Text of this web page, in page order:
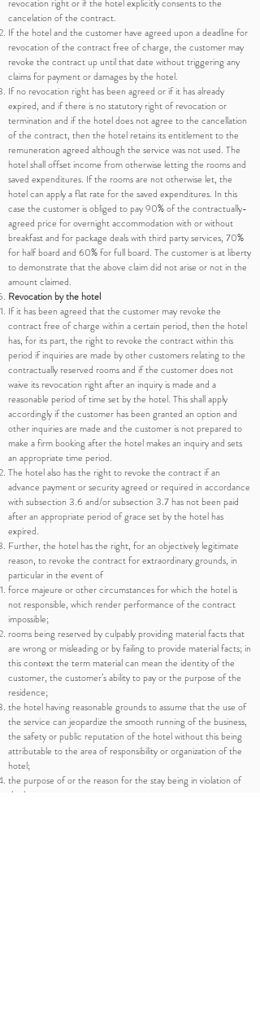
revocation right or if the hotel explicitly consents to the
cancelation of the contract.
If the hotel and the customer have agreed upon a deadline for
revocation of the contract free of charge, the customer may
revoke the contract up until that date without triggering any
claims for payment or damages by the hotel.
If no revocation right has been agreed or if it has already
expired, and if there is no statutory right of revocation or
termination and if the hotel does not agree to the cancellation
of the contract, then the hotel retains its entitlement to the
remuneration agreed although the service was not used. The
hotel shall offset income from otherwise letting the rooms and
saved expenditures. If the rooms are not otherwise let, the
hotel can apply a flat rate for the saved expenditures. In this
case the customer is obliged to pay 90% of the contractually-
agreed price for overnight accommodation with or without
breakfast and for package deals with third party services, 70%
for half board and 60% for full board. The customer is at liberty
to demonstrate that the above claim did not arise or not in the
amount claimed.
Revocation by the hotel
If it has been agreed that the customer may revoke the
contract free of charge within a certain period, then the hotel
has, for its part, the right to revoke the contract within this
period if inquiries are made by other customers relating to the
contractually reserved rooms and if the customer does not
waive its revocation right after an inquiry is made and a
reasonable period of time set by the hotel. This shall apply
accordingly if the customer has been granted an option and
other inquiries are made and the customer is not prepared to
make a firm booking after the hotel makes an inquiry and sets
an appropriate time period.
The hotel also has the right to revoke the contract if an
advance payment or security agreed or required in accordance
with subsection 3.6 and/or subsection 3.7 has not been paid
after an appropriate period of grace set by the hotel has
expired.
Further, the hotel has the right, for an objectively legitimate
reason, to revoke the contract for extraordinary grounds, in
particular in the event of
force majeure or other circumstances for which the hotel is
not responsible, which render performance of the contract
impossible;
rooms being reserved by culpably providing material facts that
are wrong or misleading or by failing to provide material facts; in
this context the term material can mean the identity of the
customer, the customer’s ability to pay or the purpose of the
residence;
the hotel having reasonable grounds to assume that the use of
the service can jeopardize the smooth running of the business,
the safety or public reputation of the hotel without this being
attributable to the area of responsibility or organization of the
hotel;
the purpose of or the reason for the stay being in violation of
the law;